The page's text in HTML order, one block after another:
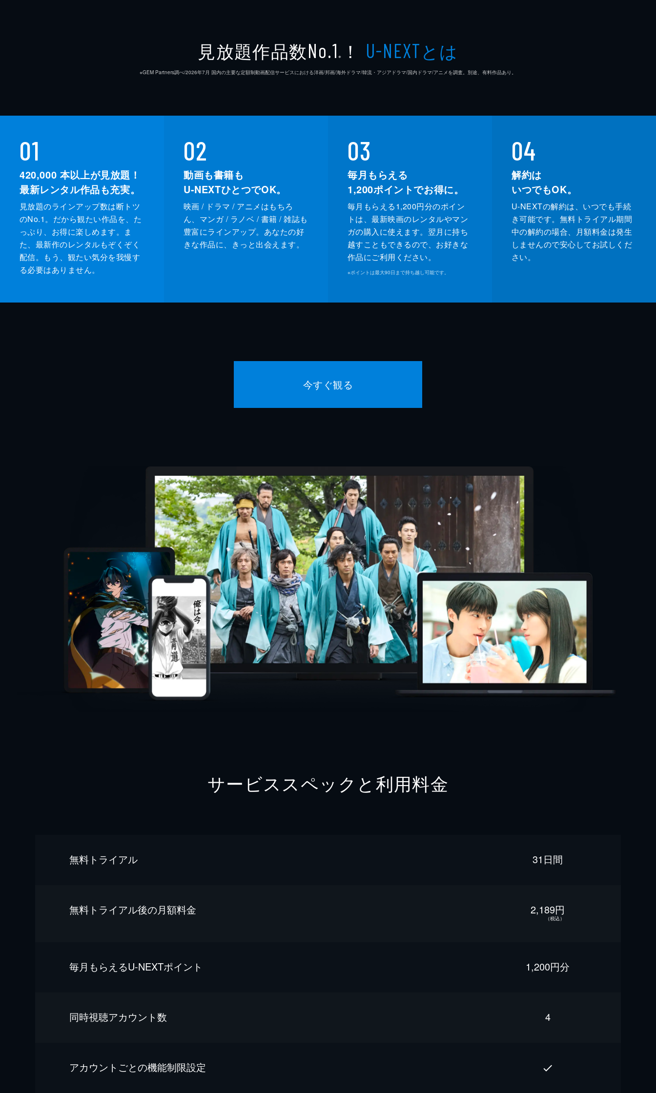
見放題作品数No.1 ※ ！ U-NEXTとは
※GEM Partners調べ/2026年7⽉ 国内の主要な定額制動画配信サービスにおける洋画/邦画/海外ドラマ/韓流・アジアドラマ/国内ドラマ/アニメを調査。別途、有料作品あり。
01
420,000 本以上が見放題！
最新レンタル作品も充実。
見放題のラインアップ数は断トツ
のNo.1。だから観たい作品を、た
っぷり、お得に楽しめます。ま
た、最新作のレンタルもぞくぞく
配信。もう、観たい気分を我慢す
る必要はありません。
02
動画も書籍も
U-NEXTひとつでOK。
映画 / ドラマ / アニメはもちろ
ん、マンガ / ラノベ / 書籍 / 雑誌も
豊富にラインアップ。あなたの好
きな作品に、きっと出会えます。
03
毎月もらえる
1,200ポイントでお得に。
毎月もらえる1,200円分のポイン
トは、最新映画のレンタルやマン
ガの購入に使えます。翌月に持ち
越すこともできるので、お好きな
作品にご利用ください。
※ポイントは最大90日まで持ち越し可能です。
04
解約は
いつでもOK。
U-NEXTの解約は、いつでも手続
き可能です。無料トライアル期間
中の解約の場合、月額料金は発生
しませんので安心してお試しくだ
さい。
今すぐ観る
サービススペックと利用料金
無料トライアル 31日間
無料トライアル後の⽉額料金 2,189円
（税込）
毎⽉もらえるU-NEXTポイント 1,200円分
同時視聴アカウント数 4
アカウントごとの機能制限設定